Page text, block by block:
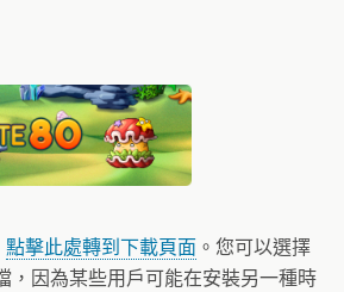
點擊此處轉到下載頁面 。 您可以選擇
，因為某些用戶可能在安裝另一種時